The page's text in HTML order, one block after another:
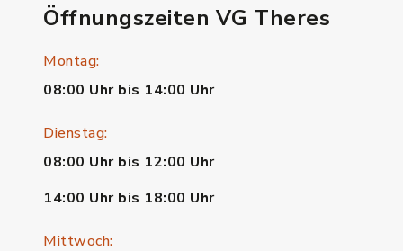
Öffnungszeiten VG Theres
Montag:
08:00 Uhr bis 14:00 Uhr
Dienstag:
08:00 Uhr bis 12:00 Uhr
14:00 Uhr bis 18:00 Uhr
Mittwoch: